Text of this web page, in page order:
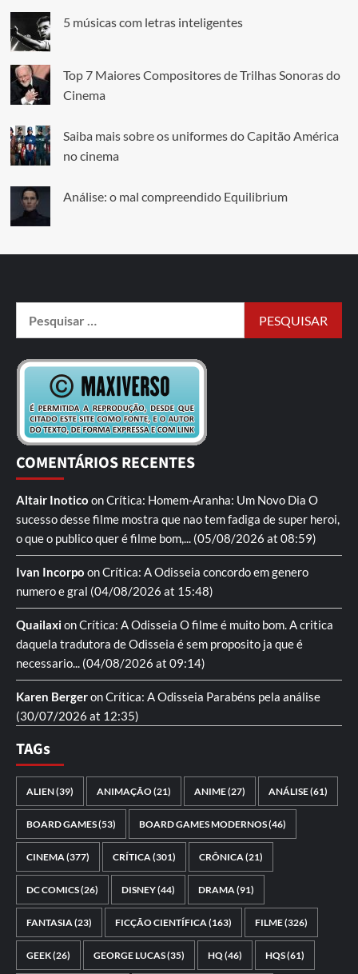
5 músicas com letras inteligentes
Top 7 Maiores Compositores de Trilhas Sonoras do
Cinema
Saiba mais sobre os uniformes do Capitão América
no cinema
Análise: o mal compreendido Equilibrium
COMENTÁRIOS RECENTES
Altair Inotico onCrítica: Homem-Aranha: Um Novo Dia O
sucesso desse filme mostra que nao tem fadiga de super heroi,
o que o publico quer é filme bom,... (05/08/2026 at 08:59)
Ivan Incorpo onCrítica: A Odisseia concordo em genero
numero e gral (04/08/2026 at 15:48)
QuailaxionCrítica: A Odisseia O filme é muito bom. A critica
daquela tradutora de Odisseia é sem proposito ja que é
necessario... (04/08/2026 at 09:14)
Karen BergeronCrítica: A Odisseia Parabéns pela análise
(30/07/2026 at 12:35)
TAGs
ALIEN(39) ANIMAÇÃO(21) ANIME(27) ANÁLISE(61)
BOARD GAMES(53) BOARD GAMES MODERNOS(46)
CINEMA(377) CRÍTICA(301) CRÔNICA(21)
DC COMICS(26) DISNEY(44) DRAMA(91)
FANTASIA(23) FICÇÃO CIENTÍFICA(163) FILME(326)
GEEK(26) GEORGE LUCAS(35) HQ(46) HQS(61)